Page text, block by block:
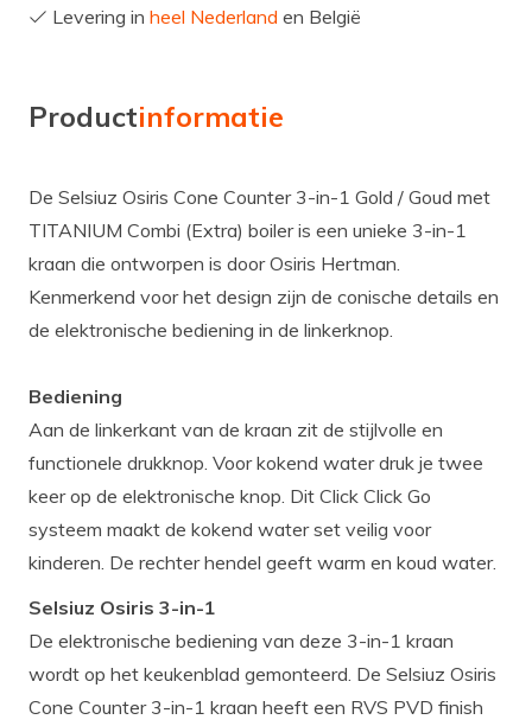
Levering in heel Nederland en België
Productinformatie
De Selsiuz Osiris Cone Counter 3-in-1 Gold / Goud met
TITANIUM Combi (Extra) boiler is een unieke 3-in-1
kraan die ontworpen is door Osiris Hertman.
Kenmerkend voor het design zijn de conische details en
de elektronische bediening in de linkerknop.
Bediening
Aan de linkerkant van de kraan zit de stijlvolle en
functionele drukknop. Voor kokend water druk je twee
keer op de elektronische knop. Dit Click Click Go
systeem maakt de kokend water set veilig voor
kinderen. De rechter hendel geeft warm en koud water.
Selsiuz Osiris 3-in-1
De elektronische bediening van deze 3-in-1 kraan
wordt op het keukenblad gemonteerd. De Selsiuz Osiris
Cone Counter 3-in-1 kraan heeft een RVS PVD finish